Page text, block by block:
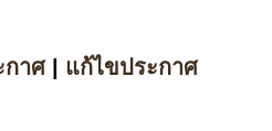
กาศ| แก้ไขประกาศ